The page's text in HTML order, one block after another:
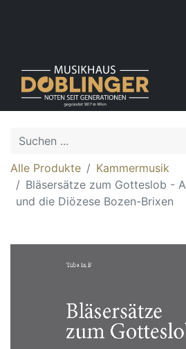
Alle Produkte
Kammermusik
Bläsersätze zum Gotteslob -
und die Diözese Bozen-Brixen